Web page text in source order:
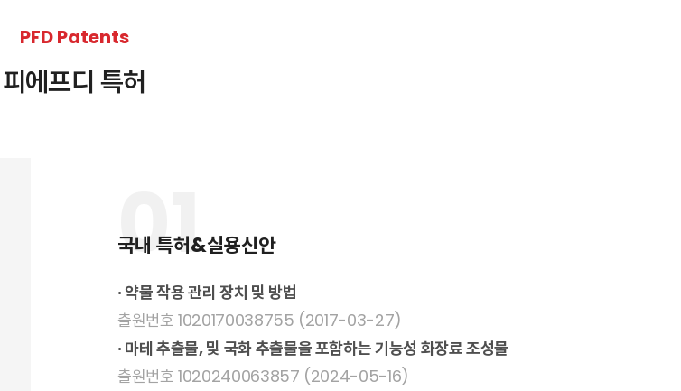
PFD Patents
피에프디 특허
01
국내 특허&실용신안
· 약물 작용 관리 장치 및 방법
출원번호 1020170038755 (2017-03-27)
· 마테 추출물, 및 국화 추출물을 포함하는 기능성 화장료 조성물
출원번호 1020240063857 (2024-05-16)